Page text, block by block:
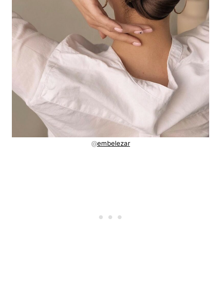
@embelezar